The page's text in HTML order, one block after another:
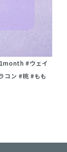
#ウェイ
コン #桃 #もも